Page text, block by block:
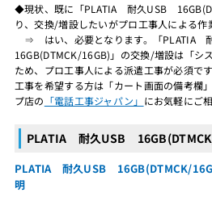
◆現状、既に「PLATIA 耐久USB
り、交換/増設したいがプロ工事人による作
⇒ はい、必要となります。「PLATIA
16GB(DTMCK/16GB)」の交換/増設は「シ
ため、プロ工事人による派遣工事が必須です
工事を希望する方は「カート画面の備考欄
プ店の 「電話工事ジャパン」 にお気軽にご
PLATIA 耐久USB
PLATIA 耐久USB 16GB(DTMCK/
明